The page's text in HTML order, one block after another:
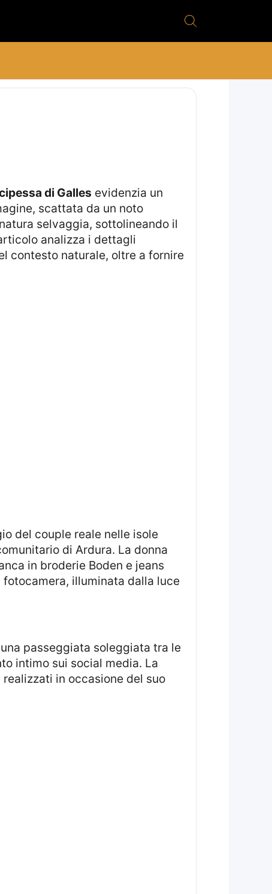
di Galles evidenzia un
scattata da un noto
selvaggia, sottolineando il
analizza i dettagli
contesto naturale, oltre a fornire
di Ardura. La donna
in broderie Boden e jeans
illuminata dalla luce
intimo sui social media. La
in occasione del suo